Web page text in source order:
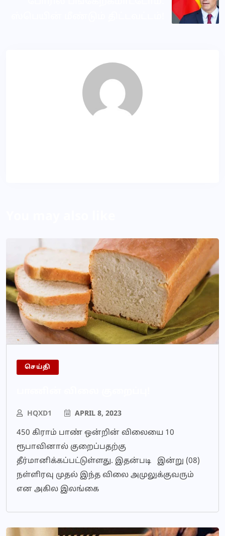
செய்தி
HQXD1 APRIL 8, 2023
450 கிராம் பாண் ஒன்றின் விலையை 10
ரூபாவினால் குறைப்பதற்கு
தீர்மானிக்கப்பட்டுள்ளது. இதன்படி இன்று (08)
நள்ளிரவு முதல் இந்த விலை அமுலுக்குவரும்
என அகில இலங்கை